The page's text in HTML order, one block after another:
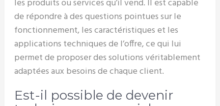
les produits ou services qu’il vend. Il est capable
de répondre à des questions pointues sur le
fonctionnement, les caractéristiques et les
applications techniques de l’offre, ce qui lui
permet de proposer des solutions véritablement
adaptées aux besoins de chaque client.
Est-il possible de devenir